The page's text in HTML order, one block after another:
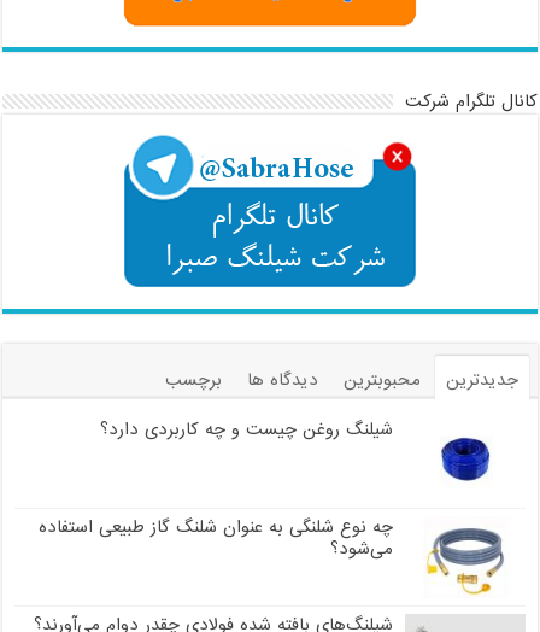
کانال تلگرام شرکت
جدیدترین محبوبترین دیدگاه ها
برچسب
شیلنگ روغن چیست و چه کاربردی دارد؟
چه نوع شلنگی به عنوان شلنگ گاز طبیعی استفاده
می‌شود؟
شیلنگ‌های بافته شده فولادی چقدر دوام می‌آورند؟